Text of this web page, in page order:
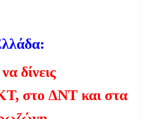
:
να δίνεις
, στο ΔΝΤ και στα